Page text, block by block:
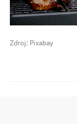
Zdroj: Pixabay